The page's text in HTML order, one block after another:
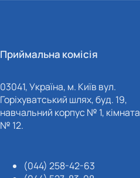
Приймальна комісія
03041, Україна, м. Київ вул.
Горіхуватський шлях, буд. 19,
навчальний корпус № 1, кімната
№ 12.
(044) 258-42-63